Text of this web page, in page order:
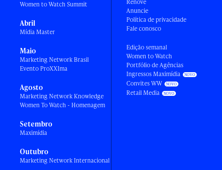
Women to Watch Summit
Abril
Mídia Master
Maio
Marketing Network Brasil
Evento ProXXIma
Agosto
Marketing Network Knowledge
Women To Watch - Homenagem
Setembro
Maximídia
Outubro
Marketing Network Internacional
Renove
Anuncie
Política de privacidade
Fale conosco
Edição semanal
Women to Watch
Portfólio de Agências
Ingressos Maximídia
Convites WW
Retail Media